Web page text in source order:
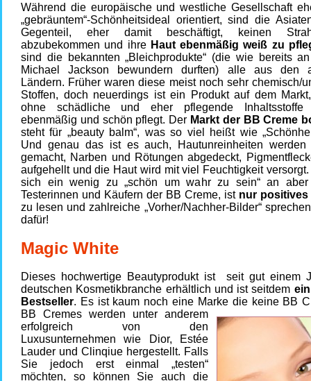
Während die europäische und westliche Gesellschaft
„gebräuntem“-Schönheitsideal orientiert, sind die
Gegenteil, eher damit beschäftigt, keinen
abzubekommen und ihre Haut ebenmäßig weiß zu
sind die bekannten „Bleichprodukte“ (die wie bereits
Michael Jackson bewundern durften) alle aus den
Ländern. Früher waren diese meist noch sehr chemisch/
Stoffen, doch neuerdings ist ein Produkt auf dem
ohne schädliche und eher pflegende
ebenmäßig und schön pflegt. Der Markt der BB Creme
steht für „beauty balm“, was so viel heißt wie
Und genau das ist es auch, Hautunreinheiten werden
gemacht, Narben und Rötungen abgedeckt,
aufgehellt und die Haut wird mit viel Feuchtigkeit
sich ein wenig zu „schön um wahr zu sein“ an
Testerinnen und Käufern der BB Creme, ist nur positives
zu lesen und zahlreiche „Vorher/Nachher-Bilder“
dafür!
Magic White
Dieses hochwertige Beautyprodukt ist seit gut einem
deutschen Kosmetikbranche erhältlich und ist seitdem
Bestseller. Es ist kaum noch eine Marke die keine BB
BB Cremes werden unter anderem
erfolgreich von den
Luxusunternehmen wie Dior, Estée
Lauder und Clinqiue hergestellt. Falls
Sie jedoch erst einmal „testen“
möchten, so können Sie auch die